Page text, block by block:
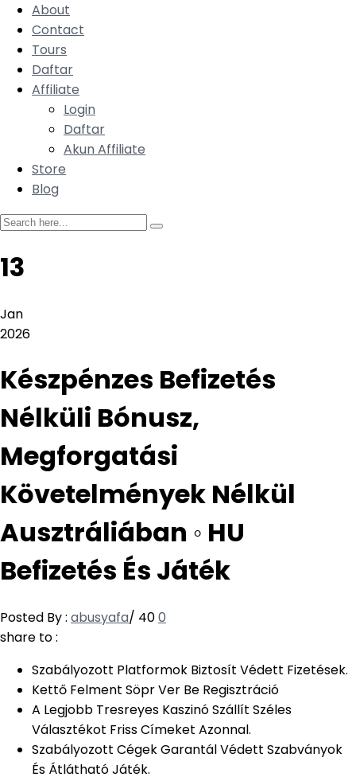
About
Contact
Tours
Daftar
Affiliate
Login
Daftar
Akun Affiliate
Store
Blog
13
Jan
2026
Készpénzes Befizetés
Nélküli Bónusz,
Megforgatási
Követelmények Nélkül
Ausztráliában ◦ HU
Befizetés És Játék
Posted By : abusyafa/ 400
share to :
Szabályozott Platformok Biztosít Védett Fizetések.
Kettő Felment Söpr Ver Be Regisztráció
A Legjobb Tresreyes Kaszinó Szállít Széles
Választékot Friss Címeket Azonnal.
Szabályozott Cégek Garantál Védett Szabványok
És Átlátható Játék.